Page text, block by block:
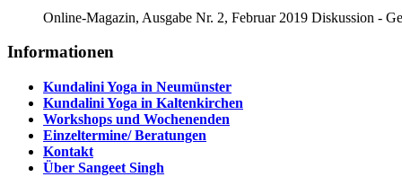
Online-Magazin, Ausgabe Nr. 2, Februar 2019 Diskussion -
Informationen
Kundalini Yoga in Neumünster
Kundalini Yoga in Kaltenkirchen
Workshops und Wochenenden
Einzeltermine/ Beratungen
Kontakt
Über Sangeet Singh